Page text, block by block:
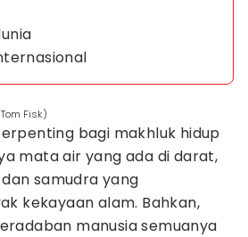
Fisk)
bagi makhluk hidup
mata air yang ada di darat,
samudra yang
kekayaan alam. Bahkan,
manusia semuanya